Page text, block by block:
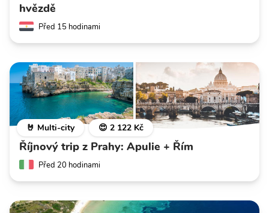
hvězdě
Před 15 hodinami
🤘 Multi-city 😍 2 122 Kč
Říjnový trip z Prahy: Apulie + Řím
Před 20 hodinami